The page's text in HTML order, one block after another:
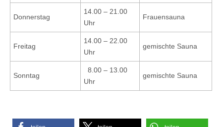
Donnerstag
14.00 – 21.00
Uhr
Frauensauna
Freitag
14.00 – 22.00
Uhr
gemischte Sauna
Sonntag
8.00 – 13.00
Uhr
gemischte Sauna